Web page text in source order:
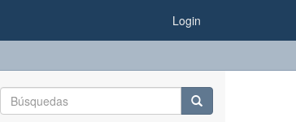
Login